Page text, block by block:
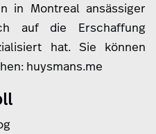
in Montreal ansässiger
auf die Erschaffung
hat. Sie können
huysmans.me